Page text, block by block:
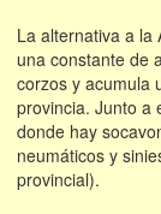
La alternativa a la
una constante de
corzos y acumula
provincia. Junto a
donde hay
neumáticos y
provincial).